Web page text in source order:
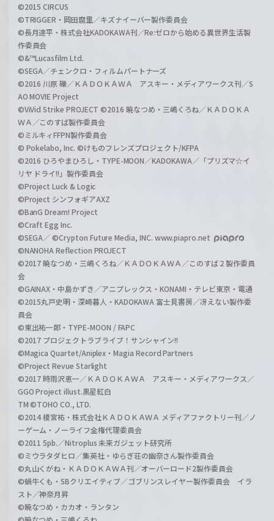
©2015 CIRCUS
©TRIGGER・岡田麿里／キズナイーバー製作委員会
©長月達平・株式会社KADOKAWA刊／Re:ゼロから始める異世界生活製
作委員会
©&™Lucasfilm Ltd.
©SEGA／チェンクロ・フィルムパートナーズ
©2016 川原 礫／ＫＡＤＯＫＡＷＡ アスキー・メディアワークス刊／S
AO MOVIE Project
©ViVid Strike PROJECT ©2016 暁なつめ・三嶋くろね／ＫＡＤＯＫＡ
ＷＡ／このすば製作委員会
©ミルキィFFPN製作委員会
© Pokelabo, Inc. ©けものフレンズプロジェクト/KFPA
©2016 ひろやまひろし・TYPE-MOON／KADOKAWA／「プリズマ☆イ
リヤ ドライ!!」製作委員会
©Project Luck & Logic
©Project シンフォギアAXZ
©BanG Dream! Project
©Craft Egg Inc.
©SEGA／ ©Crypton Future Media, INC. www.piapro.net
©NANOHA Reflection PROJECT
©2017 暁なつめ・三嶋くろね／ＫＡＤＯＫＡＷＡ／このすば２製作委員
会
©GAINAX・中島かずき／アニプレックス・KONAMI・テレビ東京・電通
©2015丸戸史明・深崎暮人・KADOKAWA 富士見書房／冴えない製作委
員会
©東出祐一郎・TYPE-MOON / FAPC
©2017 プロジェクトラブライブ！サンシャイン!!
©Magica Quartet/Aniplex・Magia Record Partners
©Project Revue Starlight
©2017 時雨沢恵一／ＫＡＤＯＫＡＷＡ アスキー・メディアワークス／
GGO Project illust.黒星紅白
TM ©TOHO CO., LTD.
©2014 榎宮祐・株式会社ＫＡＤＯＫＡＷＡ メディアファクトリー刊／ノ
ーゲーム・ノーライフ全権代理委員会
©2011 5pb.／Nitroplus 未来ガジェット研究所
©ミウラタダヒロ／集英社・ゆらぎ荘の幽奈さん製作委員会
©丸山くがね・ＫＡＤＯＫＡＷＡ刊／オーバーロード2製作委員会
©蝸牛くも・SBクリエイティブ／ゴブリンスレイヤー製作委員会 イラ
スト／神奈月昇
©暁なつめ・カカオ・ランタン